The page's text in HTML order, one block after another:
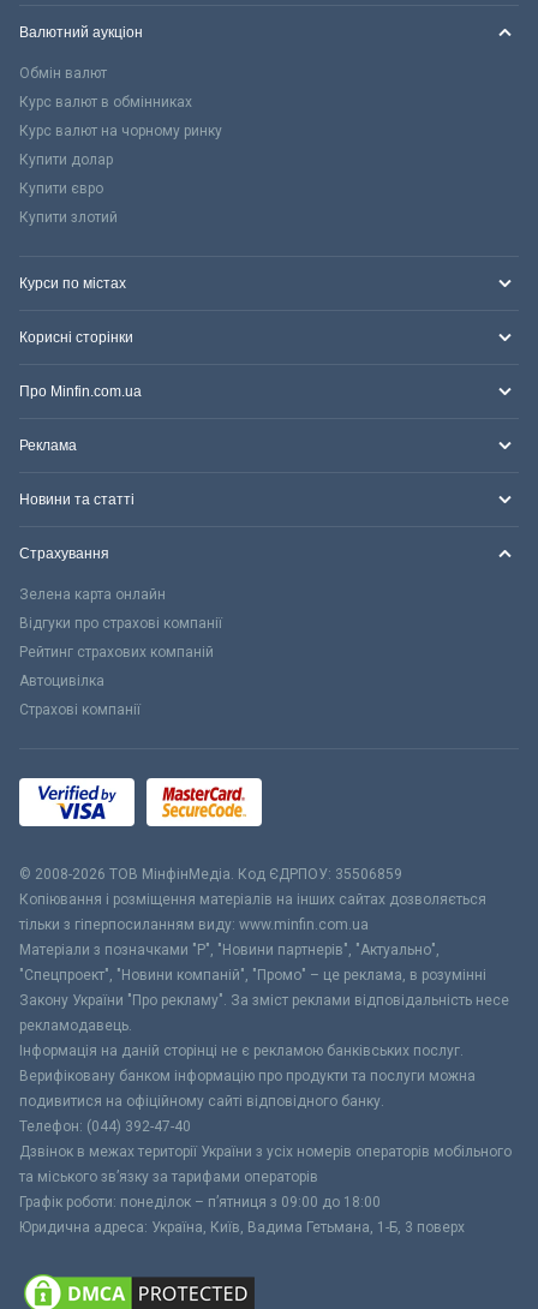
Валютний аукціон
Обмін валют
Курс валют в обмінниках
Курс валют на чорному ринку
Купити долар
Купити євро
Купити злотий
Курси по містах
Корисні сторінки
Про Minfin.com.ua
Реклама
Новини та статті
Страхування
Зелена карта онлайн
Відгуки про страхові компанії
Рейтинг страхових компаній
Автоцивілка
Страхові компанії
© 2008-2026 ТОВ МiнфiнМедiа. Код ЄДРПОУ: 35506859
Копіювання і розміщення матеріалів на інших сайтах дозволяється
тільки з гіперпосиланням виду: www.minfin.com.ua
Матеріали з позначками "Р", "Новини партнерів", "Актуально",
"Спецпроект", "Новини компаній", "Промо" – це реклама, в розумінні
Закону України "Про рекламу". За зміст реклами відповідальність несе
рекламодавець.
Інформація на даній сторінці не є рекламою банківських послуг.
Верифіковану банком інформацію про продукти та послуги можна
подивитися на офіційному сайті відповідного банку.
Телефон: (044) 392-47-40
Дзвінок в межах території України з усіх номерів операторів мобільного
та міського зв’язку за тарифами операторів
Графік роботи: понеділок – п’ятниця з 09:00 до 18:00
Юридична адреса: Україна, Київ, Вадима Гетьмана, 1-Б, 3 поверх